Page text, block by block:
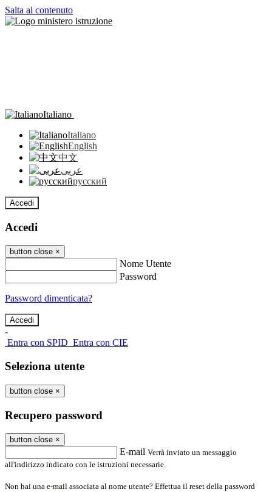
Salta al contenuto
Italiano
Italiano
English
中文
عربى
русский
Accedi
Accedi
button close ×
Nome Utente
Password
Password dimenticata?
-
Entra con SPID Entra con CIE
Seleziona utente
button close ×
Recupero password
button close ×
E-mail Verrà inviato un messaggio
all'indirizzo indicato con le istruzioni necessarie.
Non hai una e-mail associata al nome utente? Effettua il reset della password